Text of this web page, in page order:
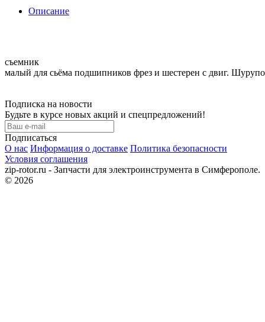
Описание
съемник
малый для сьёма подшипников фрез и шестерен с двиг.
Подписка на новости
Будьте в курсе новых акций и спецпредложений!
Подписаться
О нас Информация о доставке Политика безопасности
Условия соглашения
zip-rotor.ru - Запчасти для электроинструмента в Симферополе.
© 2026